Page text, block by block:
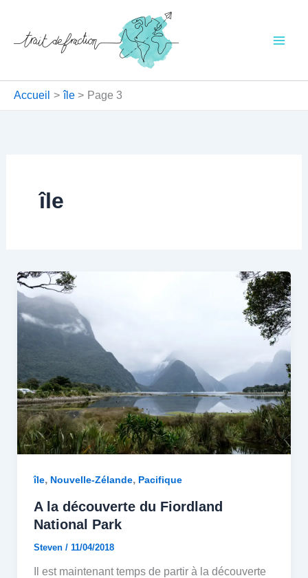
contenu
Accueil île Page 3
île
île, Nouvelle-Zélande, Pacifique
A la découverte du Fiordland
National Park
Steven / 11/04/2018
Il est maintenant temps de partir à la découverte